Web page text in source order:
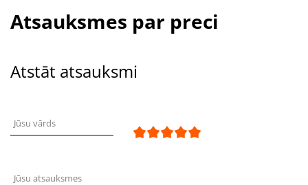
Atsauksmes par preci
Atstāt atsauksmi
Jūsu vārds
Jūsu atsauksmes